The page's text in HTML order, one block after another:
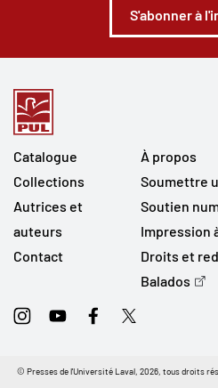
S'abonner à
Catalogue
Collections
Autrices et
auteurs
Contact
À propos
Soumettre
Soutien
Impression
Droits et
Balados
InstagramYoutubeFacebookTwitter
© Presses de l'Université Laval, 2026, tous droits